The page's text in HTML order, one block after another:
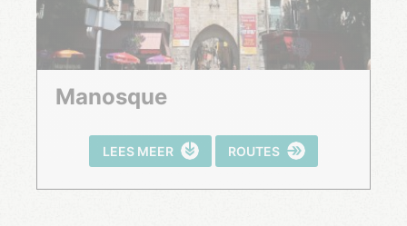
Manosque
LEES MEER ROUTES